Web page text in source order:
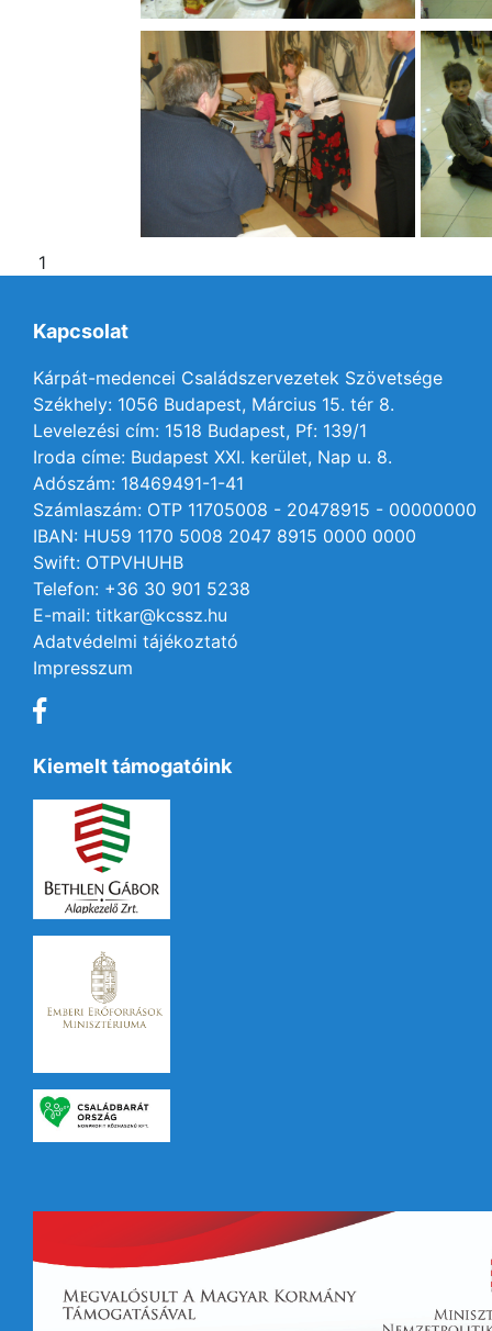
1
Kapcsolat
Kárpát-medencei Családszervezetek Szövetsége
Székhely: 1056 Budapest, Március 15. tér 8.
Levelezési cím: 1518 Budapest, Pf: 139/1
Iroda címe: Budapest XXI. kerület, Nap u. 8.
Adószám: 18469491-1-41
Számlaszám: OTP 11705008 - 20478915 - 00000000
IBAN: HU59 1170 5008 2047 8915 0000 0000
Swift: OTPVHUHB
Telefon: +36 30 901 5238
E-mail: titkar@kcssz.hu
Adatvédelmi tájékoztató
Impresszum
Kiemelt támogatóink